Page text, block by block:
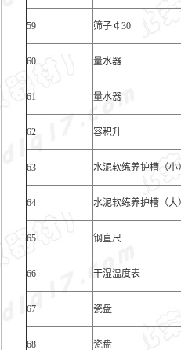
59 筛子￠30
60 量水器
61 量水器
62 容积升
63 水泥软练养护槽（小
64 水泥软练养护槽（大
65 钢直尺
66 干湿温度表
67 瓷盘
68 瓷盘